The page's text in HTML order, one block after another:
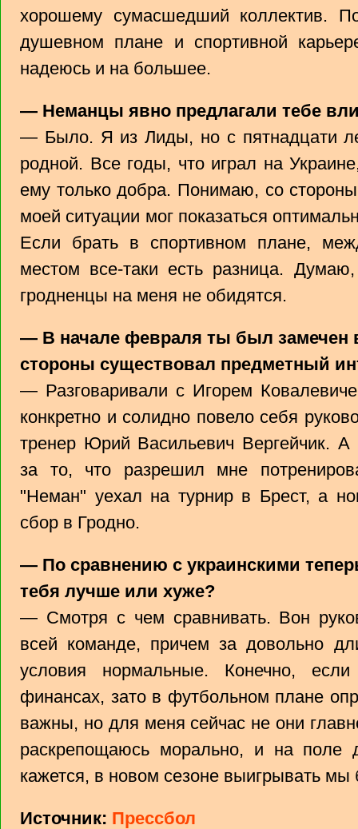
хорошему сумасшедший коллектив.
душевном плане и спортивной
надеюсь и на большее.
— Неманцы явно предлагали тебе
— Было. Я из Лиды, но с пятнадцати
родной. Все годы, что играл на
ему только добра. Понимаю, со
моей ситуации мог показаться
Если брать в спортивном плане,
местом все-таки есть разница.
гродненцы на меня не обидятся.
— В начале февраля ты был замечен
стороны существовал предметный
— Разговаривали с Игорем
конкретно и солидно повело себя
тренер Юрий Васильевич Вергейчик.
за то, что разрешил мне
"Неман" уехал на турнир в Брест, а
сбор в Гродно.
— По сравнению с украинскими
тебя лучше или хуже?
— Смотря с чем сравнивать. Вон
всей команде, причем за довольно
условия нормальные. Конечно,
финансах, зато в футбольном плане
важны, но для меня сейчас не они
раскрепощаюсь морально, и на поле
кажется, в новом сезоне выигрывать мы
Источник: Прессбол